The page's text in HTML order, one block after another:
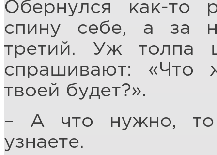
Обернулся как-то
спину себе, а за
третий. Уж толпа
спрашивают: «Что
твоей будет?».
– А что нужно,
узнаете.